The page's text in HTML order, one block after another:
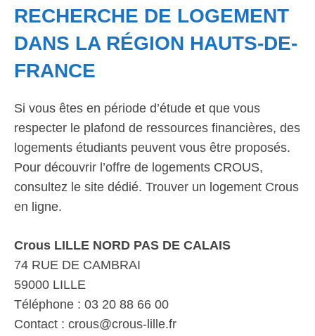
RECHERCHE DE LOGEMENT
DANS LA RÉGION HAUTS-DE-
FRANCE
Si vous êtes en période d’étude et que vous
respecter le plafond de ressources financières, des
logements étudiants peuvent vous être proposés.
Pour découvrir l’offre de logements CROUS,
consultez le site dédié. Trouver un logement Crous
en ligne.
Crous LILLE NORD PAS DE CALAIS
74 RUE DE CAMBRAI
59000 LILLE
Téléphone : 03 20 88 66 00
Contact : crous@crous-lille.fr